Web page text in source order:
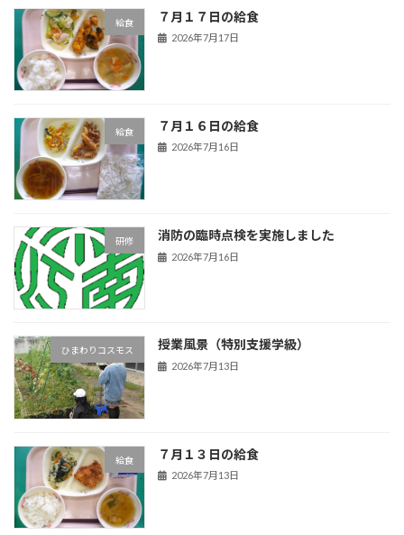
給食 ７月１７日の給食
2026年7月17日
給食 ７月１６日の給食
2026年7月16日
研修 消防の臨時点検を実施しました
2026年7月16日
ひまわりコスモス 授業風景（特別支援学級）
2026年7月13日
給食 ７月１３日の給食
2026年7月13日